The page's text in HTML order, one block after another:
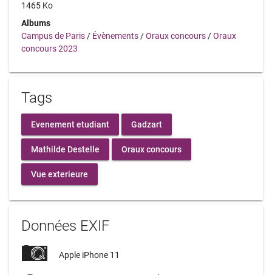
1465 Ko
Albums
Campus de Paris / Évènements /Oraux concours /Oraux
concours 2023
Tags
Evenement etudiant Gadzart
Mathilde Destelle Oraux concours
Vue exterieure
Données EXIF
Apple iPhone 11